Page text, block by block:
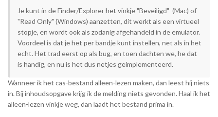
Je kunt in de Finder/Explorer het vinkje "Beveiligd" (Mac) of
"Read Only" (Windows) aanzetten, dit werkt als een virtueel
stopje, en wordt ook als zodanig afgehandeld in de emulator.
Voordeel is dat je het per bandje kunt instellen, net als in het
echt. Het trad eerst op als bug, en toen dachten we, he dat
is handig, en nu is het dus netjes geimplementeerd.
Wanneer ik het cas-bestand alleen-lezen maken, dan leest hij niets
in. Bij inhoudsopgave krijg ik de melding niets gevonden. Haal ik het
alleen-lezen vinkje weg, dan laadt het bestand prima in.